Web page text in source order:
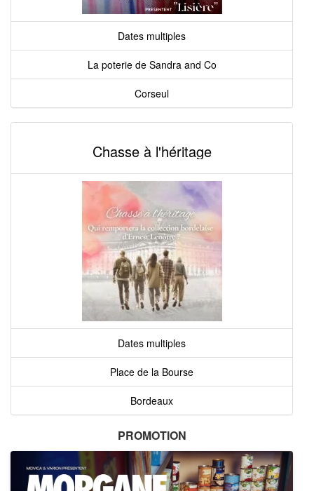
Dates multiples
La poterie de Sandra and Co
Corseul
Chasse à l'héritage
Dates multiples
Place de la Bourse
Bordeaux
PROMOTION